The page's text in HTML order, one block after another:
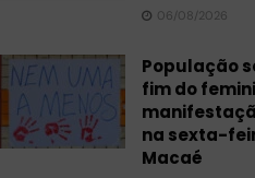
06/08/2026
População
fim do
na sexta-
Macaé